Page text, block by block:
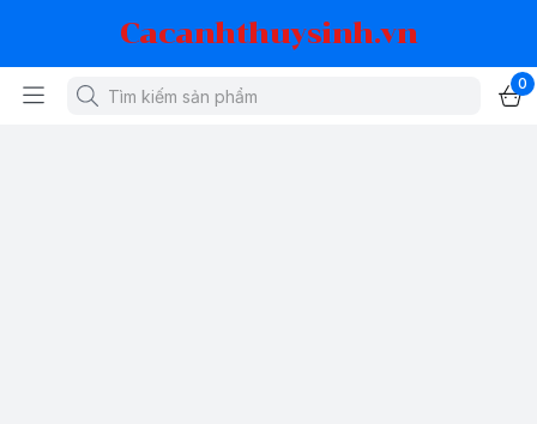
Cacanhthuysinh.vn
0